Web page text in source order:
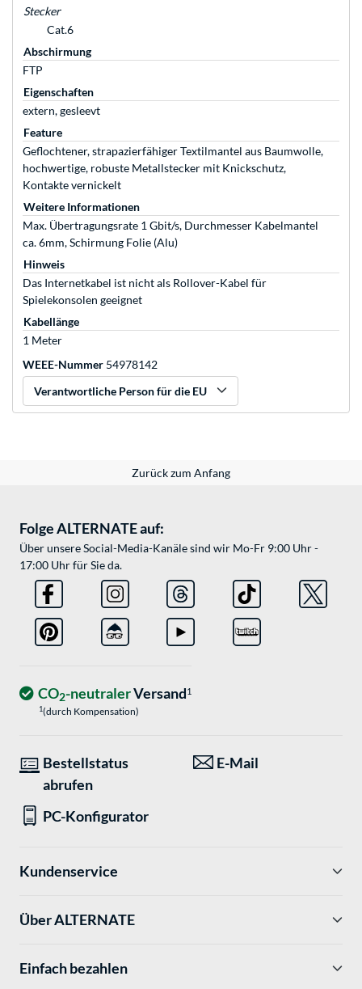
Stecker
Cat.6
Abschirmung
FTP
Eigenschaften
extern, gesleevt
Feature
Geflochtener, strapazierfähiger Textilmantel aus Baumwolle,
hochwertige, robuste Metallstecker mit Knickschutz,
Kontakte vernickelt
Weitere Informationen
Max. Übertragungsrate 1 Gbit/s, Durchmesser Kabelmantel
ca. 6mm, Schirmung Folie (Alu)
Hinweis
Das Internetkabel ist nicht als Rollover-Kabel für
Spielekonsolen geeignet
Kabellänge
1 Meter
WEEE-Nummer 54978142
Verantwortliche Person für die EU
Zurück zum Anfang
Folge ALTERNATE auf:
Über unsere Social-Media-Kanäle sind wir Mo-Fr 9:00 Uhr -
17:00 Uhr für Sie da.
CO2-neutralerVersand1
1(durch Kompensation)
Bestellstatus
abrufen
E-Mail
PC-Konfigurator
Kundenservice
Über ALTERNATE
Einfach bezahlen